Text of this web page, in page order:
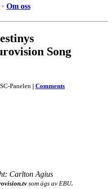
• Om oss
Song
Panelen | Comments
Carlton Agius
som ägs av EBU.